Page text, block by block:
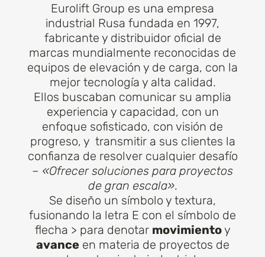
Eurolift Group es una empresa
industrial Rusa fundada en 1997,
fabricante y distribuidor oficial de
marcas mundialmente reconocidas de
equipos de elevación y de carga, con la
mejor tecnología y alta calidad.
Ellos buscaban comunicar su amplia
experiencia y capacidad, con un
enfoque sofisticado, con visión de
progreso, y transmitir a sus clientes la
confianza de resolver cualquier desafío
– «Ofrecer soluciones para proyectos
de gran escala».
Se diseño un símbolo y textura,
fusionando la letra E con el símbolo de
flecha > para denotar movimientoy
avanceen materia de proyectos de